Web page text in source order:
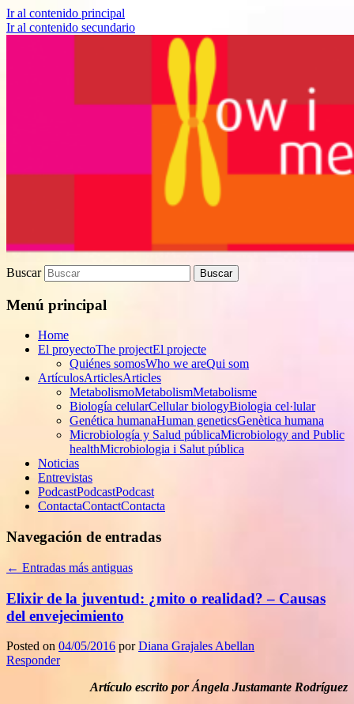
Ir al contenido principal
Ir al contenido secundario
How I met your genes
Proyecto de divulgación científica sobre
Buscar
Menú principal
Home
El proyectoThe projectEl projecte
Quiénes somosWho we areQui som
ArtículosArticlesArticles
MetabolismoMetabolismMetabolisme
Biología celularCellular biologyBiologia cel·lular
Genética humanaHuman geneticsGenètica humana
Microbiología y Salud públicaMicrobiology and Public
healthMicrobiologia i Salut pública
Noticias
Entrevistas
PodcastPodcastPodcast
ContactaContactContacta
Navegación de entradas
← Entradas más antiguas
Elixir de la juventud: ¿mito o realidad? – Causas
del envejecimiento
Posted on 04/05/2016 porDiana Grajales Abellan
Responder
Artículo escrito por Ángela Justamante Rodríguez